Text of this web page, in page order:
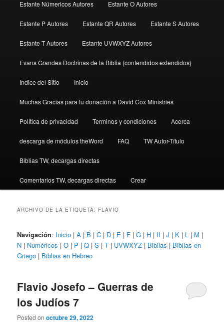
Estante Númericos Autores Estante O Autores
Estante P Autores Estante QR Autores Estante S Autores
Estante T Autores Estante UVWXYZ Autores
Evans Grandes Doctrinas de la Biblia (contendidos extendidos)
Indice del Sitio Inicio
Muchas Gracias para tu donación a David Cox Ministries
Política de privacidad Terminos y condiciones Acerca
descarga de módulos theWord FAQ TW Autor-Título
Biblias TW, decargas directas
Comentarios TW, decargas directas Crear
ARCHIVO DE LA ETIQUETA: FLAVIO
Navigación: Inicio |A | B |C | D | E | F |G | H | II |J | K | L | M |
N | Numéricos |O | P |Q |S |T | UVWXYZ | Biblias | Biblias en
Griego | Biblias en Hebreo
Flavio Josefo – Guerras de
los Judíos 7
Posted onoctubre 29, 2022